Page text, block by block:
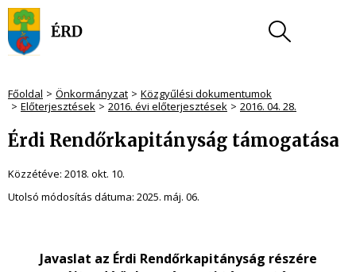
Főoldal Önkormányzat
Közgyűlési dokumentumok
Előterjesztések
2016. évi előterjesztések 2016. 04. 28.
Érdi Rendőrkapitányság támogatása
Közzétéve: 2018. okt. 10.
Utolsó módosítás dátuma: 2025. máj. 06.
Javaslat az Érdi Rendőrkapitányság részére